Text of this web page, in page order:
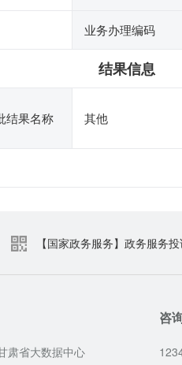
业务办理编码
结果信息
结果名称 其他
【国家政务服务】政务服务投
肃省大数据中心
咨